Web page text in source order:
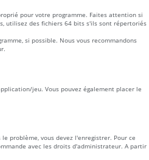
pour votre programme. Faites attention si
utilisez des fichiers 64 bits s'ils sont répertoriés
si possible. Nous vous recommandons
jeu. Vous pouvez également placer le
problème, vous devez l'enregistrer. Pour ce
avec les droits d'administrateur. A partir